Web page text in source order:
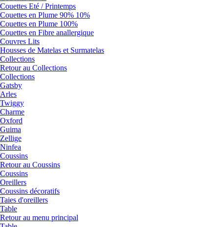
Couettes Eté / Printemps
Couettes en Plume 90% 10%
Couettes en Plume 100%
Couettes en Fibre anallergique
Couvres Lits
Housses de Matelas et Surmatelas
Collections
Retour au Collections
Collections
Gatsby
Arles
Twiggy
Charme
Oxford
Guima
Zellige
Ninfea
Coussins
Retour au Coussins
Coussins
Oreillers
Coussins décoratifs
Taies d'oreillers
Table
Retour au menu principal